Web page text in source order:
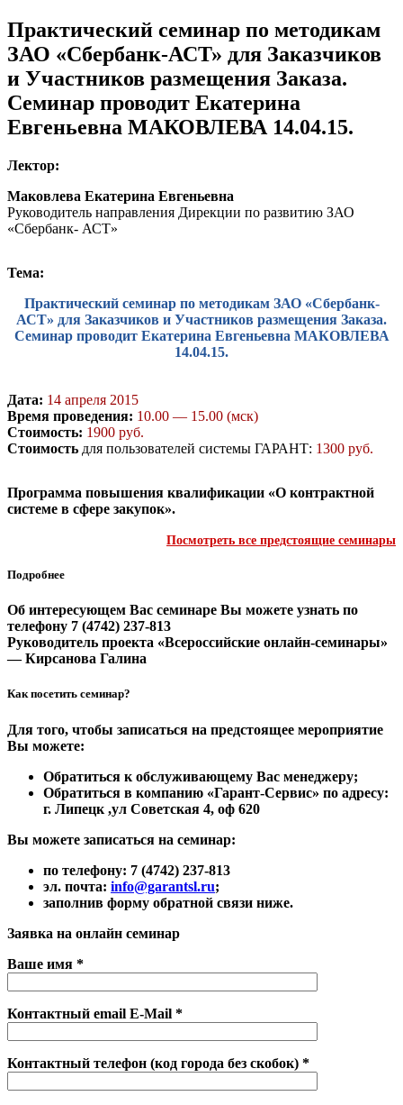
Практический семинар по методикам
ЗАО «Сбербанк-АСТ» для Заказчиков
и Участников размещения Заказа.
Семинар проводит Екатерина
Евгеньевна МАКОВЛЕВА 14.04.15.
Лектор:
Маковлева Екатерина Евгеньевна
Руководитель направления Дирекции по развитию ЗАО
«Сбербанк- АСТ»
Тема:
Практический семинар по методикам ЗАО «Сбербанк-
АСТ» для Заказчиков и Участников размещения Заказа.
Семинар проводит Екатерина Евгеньевна МАКОВЛЕВА
14.04.15.
Дата: 14 апреля 2015
Время проведения: 10.00 — 15.00 (мск)
Стоимость: 1900 руб.
Стоимость для пользователей системы ГАРАНТ: 1300 руб.
Программа повышения квалификации «О контрактной
системе в сфере закупок».
Посмотреть все предстоящие семинары
Подробнее
Об интересующем Вас семинаре Вы можете узнать по
телефону 7 (4742) 237-813
Руководитель проекта «Всероссийские онлайн-семинары»
—Кирсанова Галина
Как посетить семинар?
Для того, чтобы записаться на предстоящее мероприятие
Вы можете:
Обратиться к обслуживающему Вас менеджеру;
Обратиться в компанию «Гарант-Сервис» по адресу:
г. Липецк ,ул Советская 4, оф 620
Вы можете записаться на семинар:
по телефону: 7 (4742) 237-813
эл. почта: info@garantsl.ru;
заполнив форму обратной связи ниже.
Заявка на онлайн семинар
Ваше имя *
Контактный email E-Mail *
Контактный телефон (код города без скобок) *